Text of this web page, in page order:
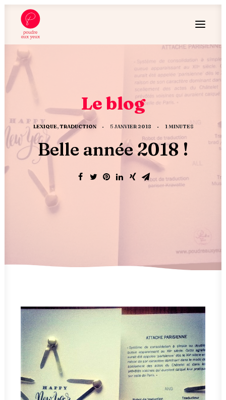
Le blog
LEXIQUE,TRADUCTION • 5 JANVIER 2018 • 1 MINUTES
Belle année 2018 !